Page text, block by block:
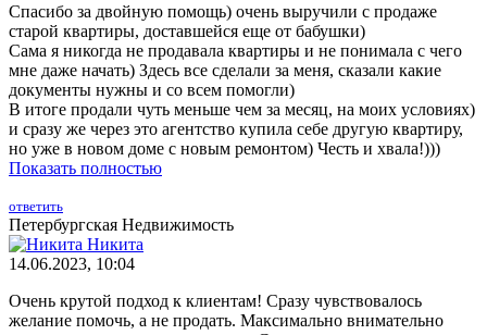
Спасибо за двойную помощь) очень выручили с продаже
старой квартиры, доставшейся еще от бабушки)
Сама я никогда не продавала квартиры и не понимала с чего
мне даже начать) Здесь все сделали за меня, сказали какие
документы нужны и со всем помогли)
В итоге продали чуть меньше чем за месяц, на моих условиях)
и сразу же через это агентство купила себе другую квартиру,
но уже в новом доме с новым ремонтом) Честь и хвала!)))
Показать полностью
ответить
Петербургская Недвижимость
Никита
14.06.2023, 10:04
Очень крутой подход к клиентам! Сразу чувствовалось
желание помочь, а не продать. Максимально внимательно